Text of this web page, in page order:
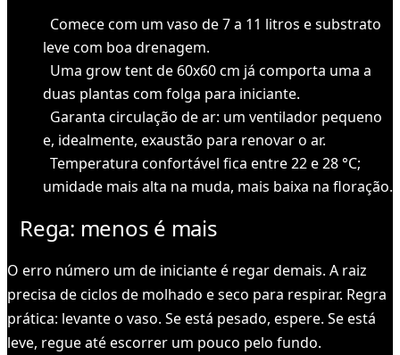
Comece com um vaso de 7 a 11 litros e substrato
leve com boa drenagem.
Uma grow tent de 60x60 cm já comporta uma a
duas plantas com folga para iniciante.
Garanta circulação de ar: um ventilador pequeno
e, idealmente, exaustão para renovar o ar.
Temperatura confortável fica entre 22 e 28 °C;
umidade mais alta na muda, mais baixa na floração.
Rega: menos é mais
O erro número um de iniciante é regar demais. A raiz
precisa de ciclos de molhado e seco para respirar. Regra
prática: levante o vaso. Se está pesado, espere. Se está
leve, regue até escorrer um pouco pelo fundo.